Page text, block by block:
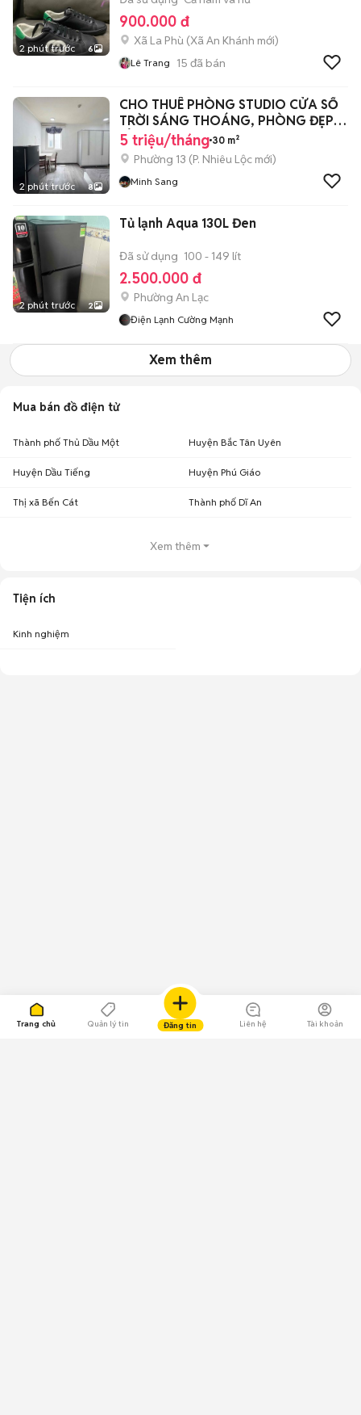
Trang chủ Quản lý tin Đăng tin Liên hệ Tài khoản
2 phút trước 6
900.000 đ
Xã La Phù (Xã An Khánh mới)
Lê Trang 15 đã bán
2 phút trước 8
CHO THUÊ PHÒNG STUDIO CỬA SỔ
TRỜI SÁNG THOÁNG, PHÒNG ĐẸP-
LÊ VĂN SỸ
5 triệu/tháng 30 m²
Phường 13 (P. Nhiêu Lộc mới)
Minh Sang
2 phút trước 2
Tủ lạnh Aqua 130L Đen
Đã sử dụng 100 - 149 lít
2.500.000 đ
Phường An Lạc
Điện Lạnh Cường Mạnh
Xem thêm
Mua bán đồ điện tử
Thành phố Thủ Dầu Một Huyện Bắc Tân Uyên
Huyện Dầu Tiếng Huyện Phú Giáo
Thị xã Bến Cát Thành phố Dĩ An
Xem thêm
Tiện ích
Kinh nghiệm